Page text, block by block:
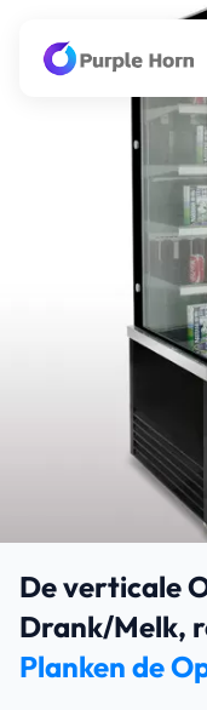
De verticale
Drank/Melk,
Planken de